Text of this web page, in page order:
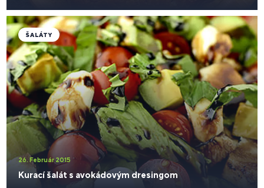
26. Február 2015
Kurací šalát s avokádovým dresingom
ŠALÁTY